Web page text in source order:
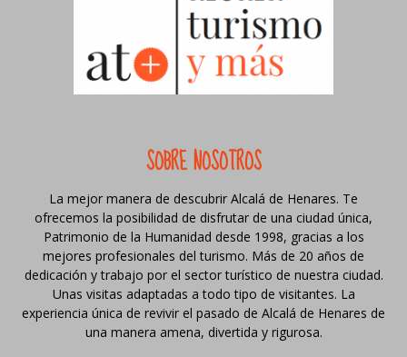
SOBRE NOSOTROS
La mejor manera de descubrir Alcalá de Henares. Te
ofrecemos la posibilidad de disfrutar de una ciudad única,
Patrimonio de la Humanidad desde 1998, gracias a los
mejores profesionales del turismo. Más de 20 años de
dedicación y trabajo por el sector turístico de nuestra ciudad.
Unas visitas adaptadas a todo tipo de visitantes. La
experiencia única de revivir el pasado de Alcalá de Henares de
una manera amena, divertida y rigurosa.